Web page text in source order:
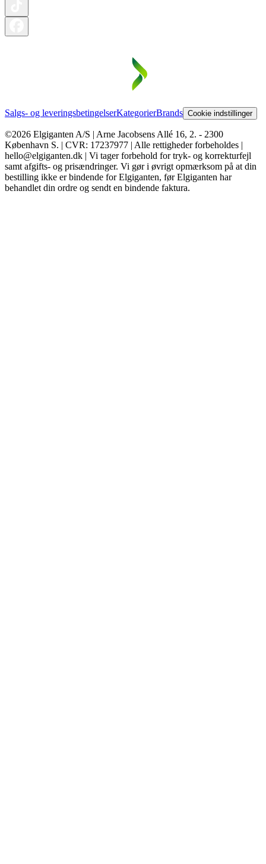
Salgs- og leveringsbetingelserKategorierBrands Cookie indstillinger
©2026 Elgiganten A/S | Arne Jacobsens Allé 16, 2. - 2300
København S. | CVR: 17237977 | Alle rettigheder forbeholdes |
hello@elgiganten.dk | Vi tager forbehold for tryk- og korrekturfejl
samt afgifts- og prisændringer. Vi gør i øvrigt opmærksom på at din
bestilling ikke er bindende for Elgiganten, før Elgiganten har
behandlet din ordre og sendt en bindende faktura.